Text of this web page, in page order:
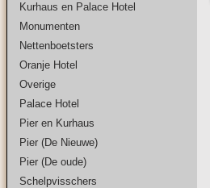
Kurhaus en Palace Hotel
Monumenten
Nettenboetsters
Oranje Hotel
Overige
Palace Hotel
Pier en Kurhaus
Pier (De Nieuwe)
Pier (De oude)
Schelpvisschers